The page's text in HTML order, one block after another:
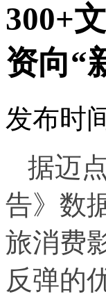
300+
资向“
发布时
据迈
告》数
旅消费
反弹的